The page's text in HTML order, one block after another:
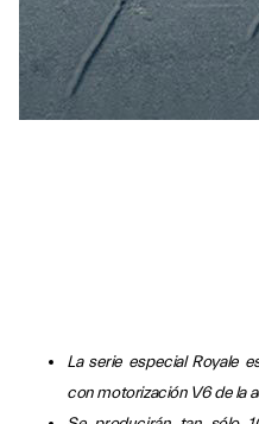
La serie especial Royale
con motorización V6 de la